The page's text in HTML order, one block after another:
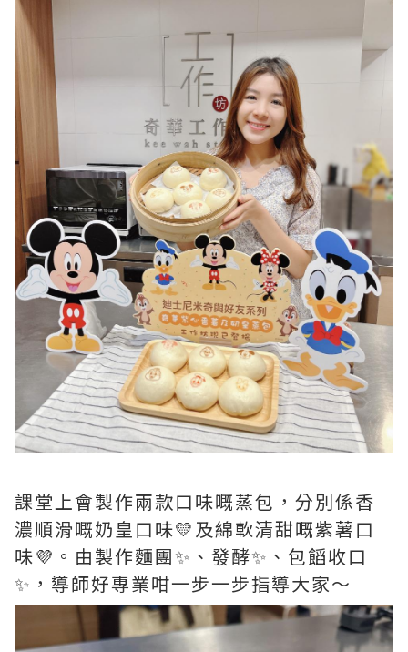
課堂上會製作兩款口味嘅蒸包，分別係香
濃順滑嘅奶皇口味💛及綿軟清甜嘅紫薯口
味💜。由製作麵團✨、發酵✨、包饀收口
✨，導師好專業咁一步一步指導大家～